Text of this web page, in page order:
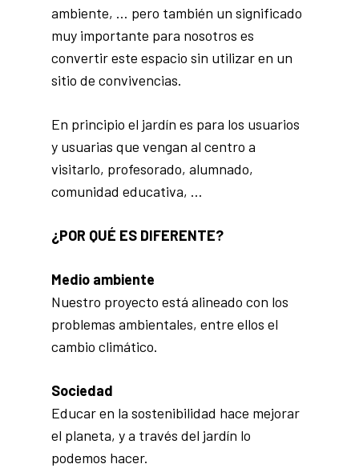
ambiente, … pero también un significado
muy importante para nosotros es
convertir este espacio sin utilizar en un
sitio de convivencias.
En principio el jardín es para los usuarios
y usuarias que vengan al centro a
visitarlo, profesorado, alumnado,
comunidad educativa, …
¿POR QUÉ ES DIFERENTE?
Medio ambiente
Nuestro proyecto está alineado con los
problemas ambientales, entre ellos el
cambio climático.
Sociedad
Educar en la sostenibilidad hace mejorar
el planeta, y a través del jardín lo
podemos hacer.